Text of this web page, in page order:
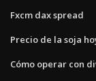
Fxcm dax spread
Precio de la soja
Cómo operar con